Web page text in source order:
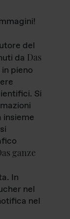
del
da Das
pieno
Si
insieme
ganze
In
nel
nel